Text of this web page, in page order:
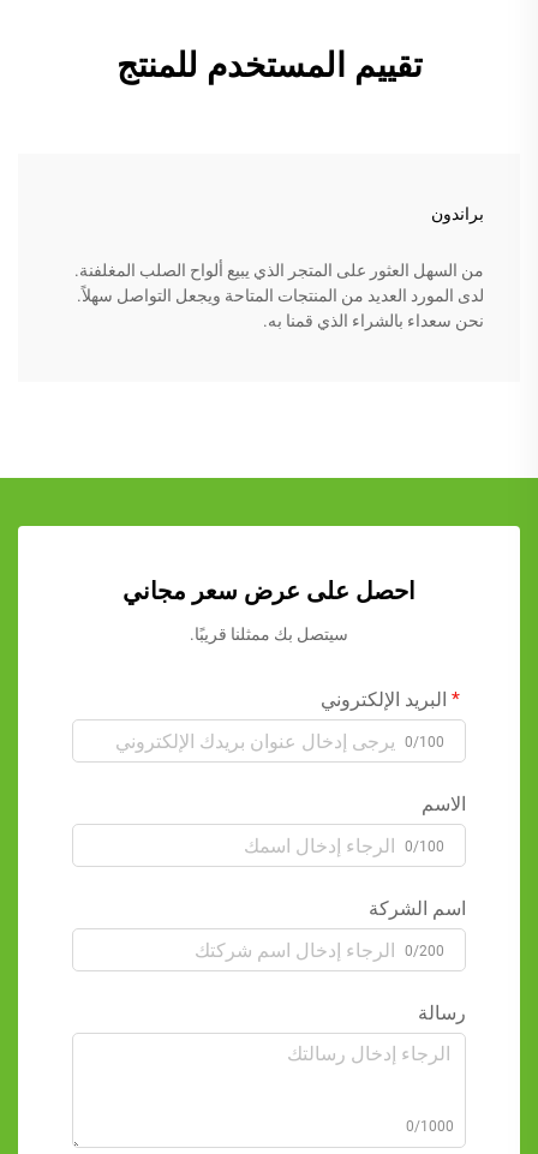
تقييم المستخدم للمنتج
براندون
من السهل العثور على المتجر الذي يبيع ألواح الصلب المغلفنة.
لدى المورد العديد من المنتجات المتاحة ويجعل التواصل سهلاً.
نحن سعداء بالشراء الذي قمنا به.
احصل على عرض سعر مجاني
سيتصل بك ممثلنا قريبًا.
البريد الإلكتروني
0/100
الاسم
0/100
اسم الشركة
0/200
رسالة
0/1000